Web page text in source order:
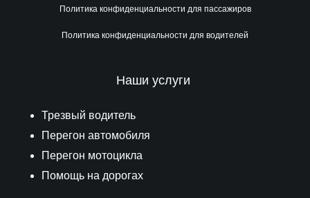
Политика конфиденциальности для пассажиров
Политика конфиденциальности для водителей
Наши услуги
Трезвый водитель
Перегон автомобиля
Перегон мотоцикла
Помощь на дорогах